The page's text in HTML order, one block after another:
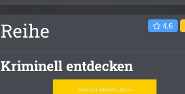
Reihe 4.6
Kriminell entdecken